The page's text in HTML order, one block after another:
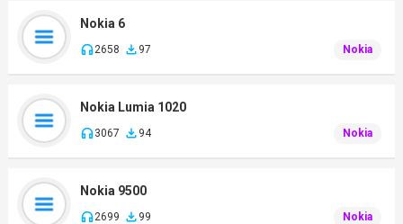
Nokia 6
2658 97 Nokia
Nokia Lumia 1020
3067 94 Nokia
Nokia 9500
2699 99 Nokia